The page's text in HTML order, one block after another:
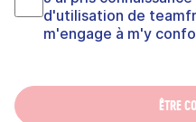
d'utilisation de
m'engage à m'y
ÊTRE